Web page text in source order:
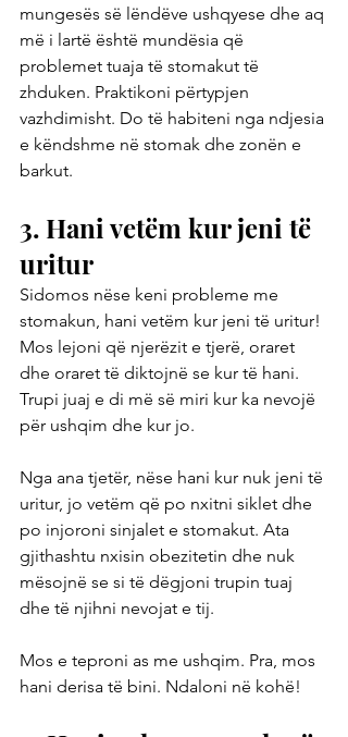
mungesës së lëndëve ushqyese dhe aq
më i lartë është mundësia që
problemet tuaja të stomakut të
zhduken. Praktikoni përtypjen
vazhdimisht. Do të habiteni nga ndjesia
e këndshme në stomak dhe zonën e
barkut.
3. Hani vetëm kur jeni të
uritur
Sidomos nëse keni probleme me
stomakun, hani vetëm kur jeni të uritur!
Mos lejoni që njerëzit e tjerë, oraret
dhe oraret të diktojnë se kur të hani.
Trupi juaj e di më së miri kur ka nevojë
për ushqim dhe kur jo.
Nga ana tjetër, nëse hani kur nuk jeni të
uritur, jo vetëm që po nxitni siklet dhe
po injoroni sinjalet e stomakut. Ata
gjithashtu nxisin obezitetin dhe nuk
mësojnë se si të dëgjoni trupin tuaj
dhe të njihni nevojat e tij.
Mos e teproni as me ushqim. Pra, mos
hani derisa të bini. Ndaloni në kohë!